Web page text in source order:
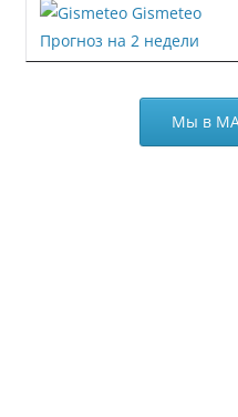
Gismeteo
Прогноз на 2 недели
Мы в